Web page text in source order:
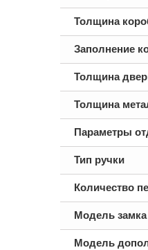
Толщина
Заполнение
Толщина
Толщина
Параметры
Тип ручки
Количество
Модель замка
Модель